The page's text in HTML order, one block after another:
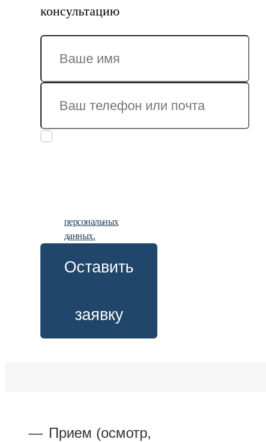
консультацию
персональных
данных.
Оставить
заявку
Прием (осмотр,